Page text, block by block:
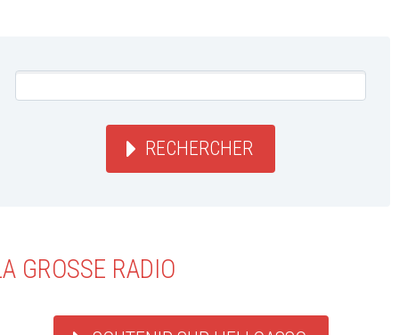
RECHERCHER
GROSSE RADIO